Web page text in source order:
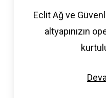
Eclit Ağ ve
altyapınızın